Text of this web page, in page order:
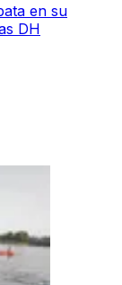
en su
DH